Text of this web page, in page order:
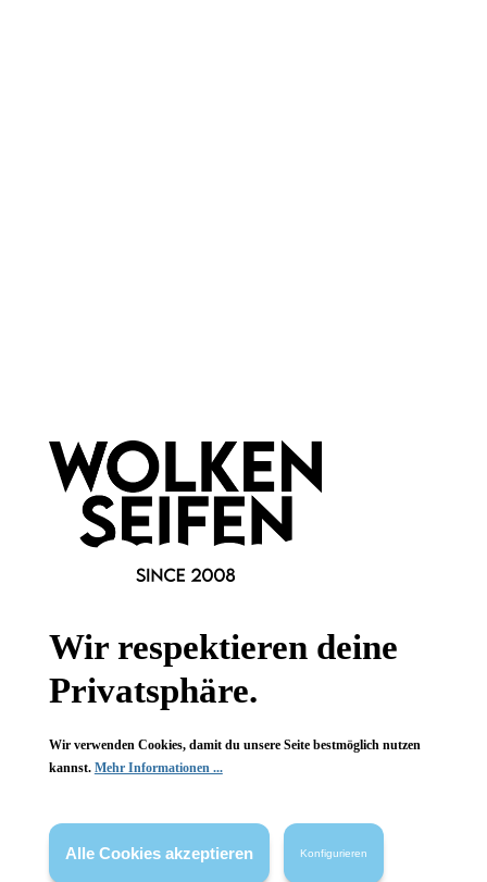
Gesetzliche Informationen
Wissenswertes
Vertrag widerrufen
* Alle Preise inkl. gesetzl. Mehrwertsteuer zzgl. Versandkosten
wenn nicht anders angegeben.
Wir respektieren deine
Privatsphäre.
Wir verwenden Cookies, damit du unsere Seite bestmöglich nutzen
kannst. Mehr Informationen ...
Alle Cookies akzeptieren Konfigurieren